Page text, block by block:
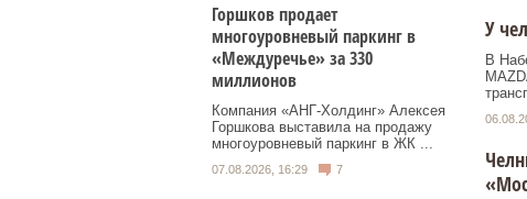
Горшков продает
многоуровневый паркинг в
«Междуречье» за 330
миллионов
Компания «АНГ-Холдинг» Алексея
Горшкова выставила на продажу
многоуровневый паркинг в ЖК ...
07.08.2026, 16:29 7
У
В